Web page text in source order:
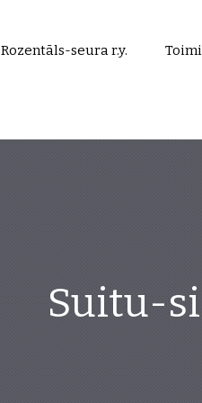
Rozentāls-seura r.y.
Suitu-